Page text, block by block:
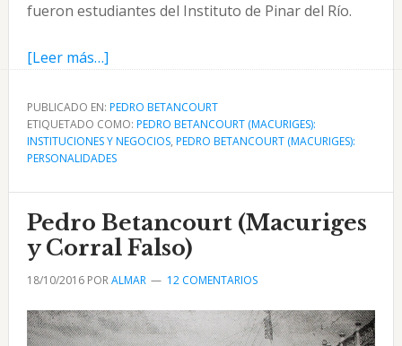
fueron estudiantes del Instituto de Pinar del Río.
[Leer más…]acerca
Francisco
Maceira
Castro
de
la
Iglesias
Cía.
PUBLICADO EN: PEDRO BETANCOURT
ETIQUETADO COMO: PEDRO BETANCOURT (MACURIGES):
INSTITUCIONES Y NEGOCIOS, PEDRO BETANCOURT (MACURIGES):
PERSONALIDADES
Pedro Betancourt (Macuriges
y Corral Falso)
18/10/2016PORALMAR 12 COMENTARIOS